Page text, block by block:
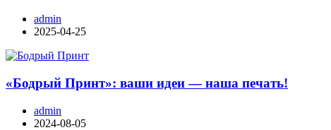
admin
2025-04-25
«Бодрый Принт»: ваши идеи — наша печать!
admin
2024-08-05